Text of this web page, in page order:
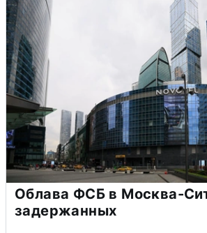
Облава ФСБ в Москва-
задержанных